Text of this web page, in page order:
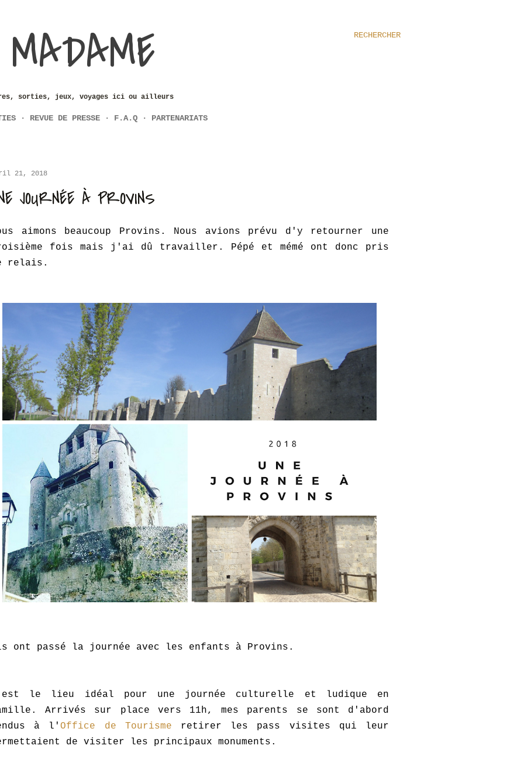
RECHERCHER
sorties, jeux, voyages ici ou ailleurs
REVUE DE PRESSE F.A.Q PARTENARIATS
21, 2018
JOURNÉE À PROVINS
aimons beaucoup Provins. Nous avions prévu d'y retourner une
fois mais j'ai dû travailler. Pépé et mémé ont donc pris
relais.
ont passé la journée avec les enfants à Provins.
le lieu idéal pour une journée culturelle et ludique en
Arrivés sur place vers 11h, mes parents se sont d'abord
à l'Office de Tourisme retirer les pass visites qui leur
de visiter les principaux monuments.